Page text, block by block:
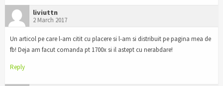
liviuttn
2 March 2017
Un articol pe care l-am citit cu placere si l-am si distribuit pe pagina mea de
fb! Deja am facut comanda pt 1700x si il astept cu nerabdare!
Reply